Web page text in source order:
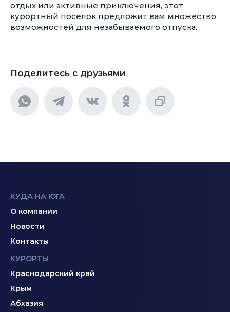
отдых или активные приключения, этот
курортный посёлок предложит вам множество
возможностей для незабываемого отпуска.
Поделитесь с друзьями
КУДА НА ЮГА
О компании
Новости
Контакты
КУРОРТЫ
Краснодарский край
Крым
Абхазия